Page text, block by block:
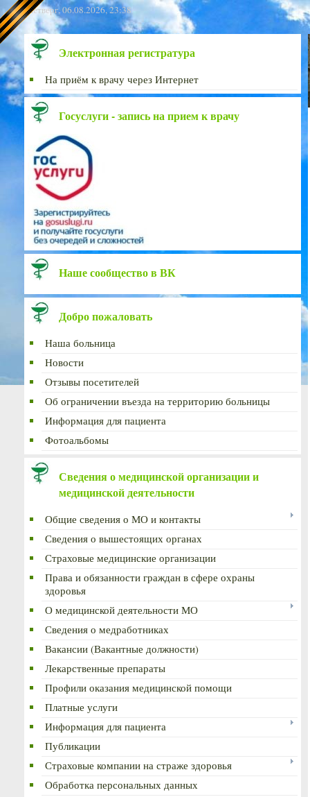
Четверг, 06.08.2026, 23:38
Электронная регистратура
На приём к врачу через Интернет
Госуслуги - запись на прием к врачу
Наше сообщество в ВК
Добро пожаловать
Наша больница
Новости
Отзывы посетителей
Об ограничении въезда на территорию больницы
Информация для пациента
Фотоальбомы
Сведения о медицинской организации и
медицинской деятельности
Общие сведения о МО и контакты
Сведения о вышестоящих органах
Страховые медицинские организации
Права и обязанности граждан в сфере охраны
здоровья
О медицинской деятельности МО
Сведения о медработниках
Вакансии (Вакантные должности)
Лекарственные препараты
Профили оказания медицинской помощи
Платные услуги
Информация для пациента
Публикации
Страховые компании на страже здоровья
Обработка персональных данных